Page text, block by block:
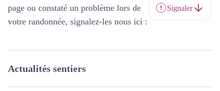
page ou constaté un problème lors de
votre randonnée, signalez-les nous ici :
Signaler
Actualités sentiers